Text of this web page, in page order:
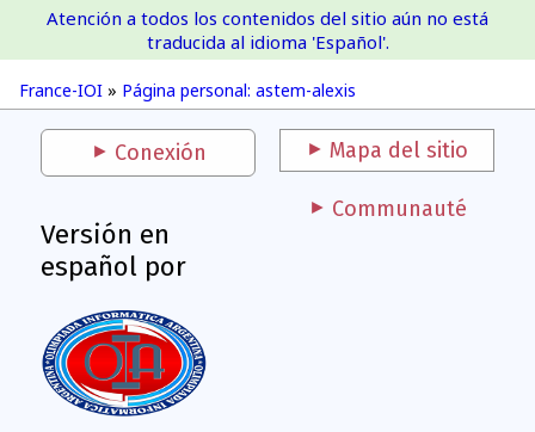
France-IOI
France-IOI » Página personal: astem-alexis
Atención a todos los contenidos del sitio aún no está
traducida al idioma 'Español'.
Conexión Mapa del sitio
Versión en
español por
Communauté